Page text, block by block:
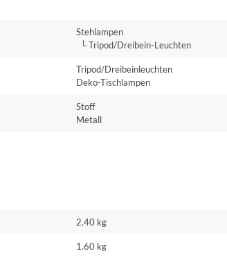
Stehlampen
└ Tripod/Dreibein-Leuchten
Tripod/Dreibeinleuchten
Deko-Tischlampen
Stoff
Metall
2.40 kg
1.60 kg